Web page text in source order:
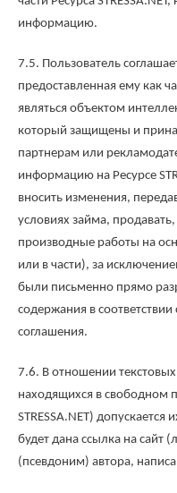
информацию.
7.5. Пользователь
предоставленная ему как
являться объектом
который защищены и
партнерам или
информацию на Ресурсе
вносить изменения,
условиях займа,
производные работы на
или в части), за
были письменно прямо
содержания в
соглашения.
7.6. В отношении
находящихся в свободном
STRESSA.NET)
будет дана ссылка на сайт
(псевдоним) автора,